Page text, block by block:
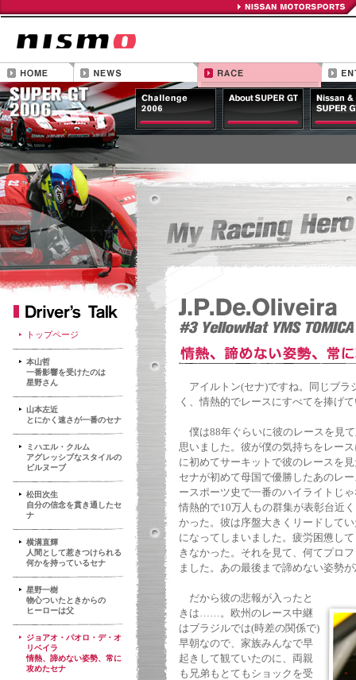
トップページ
本山哲
一番影響を受けたのは
星野さん
山本左近
とにかく速さが一番のセナ
ミハエル・クルム
アグレッシブなスタイルの
ビルヌーブ
松田次生
自分の信念を貫き通したセ
ナ
横溝直輝
人間として惹きつけられる
何かを持っているセナ
星野一樹
物心ついたときからの
ヒーローは父
ジョアオ・パオロ・デ・オ
リベイラ
情熱、諦めない姿勢、常に
攻めたセナ
アイルトン(セナ)ですね。同じブラ
く、情熱的でレースにすべてを捧げ
僕は88年ぐらいに彼のレースを見
思いました。彼が僕の気持ちをレー
に初めてサーキットで彼のレースを
セナが初めて母国で優勝したあのレ
ースポーツ史で一番のハイライトじ
情熱的で10万人もの群集が表彰台近
かった。彼は序盤大きくリードして
になってしまいました。疲労困憊し
きなかった。それを見て、何てプロ
ました。あの最後まで諦めない姿勢
だから彼の悲報が入ったと
きは……。欧州のレース中継
はブラジルでは(時差の関係で)
早朝なので、家族みんなで早
起きして観ていたのに、両親
も兄弟もとてもショックを受